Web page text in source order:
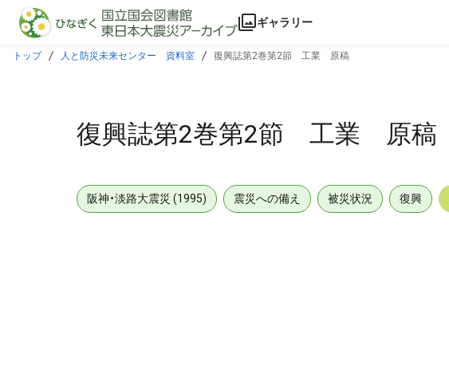
本文に飛ぶ
ギャラリー
トップ 人と防災未来センター 資料室 復興誌第2巻第2節 工業 原稿
復興誌第2巻第2節 工業 原稿
阪神・淡路大震災 (1995) 震災への備え 被災状況 復興